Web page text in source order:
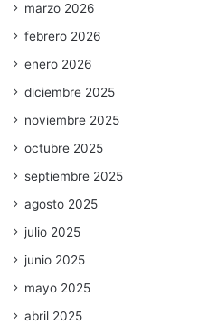
marzo 2026
febrero 2026
enero 2026
diciembre 2025
noviembre 2025
octubre 2025
septiembre 2025
agosto 2025
julio 2025
junio 2025
mayo 2025
abril 2025